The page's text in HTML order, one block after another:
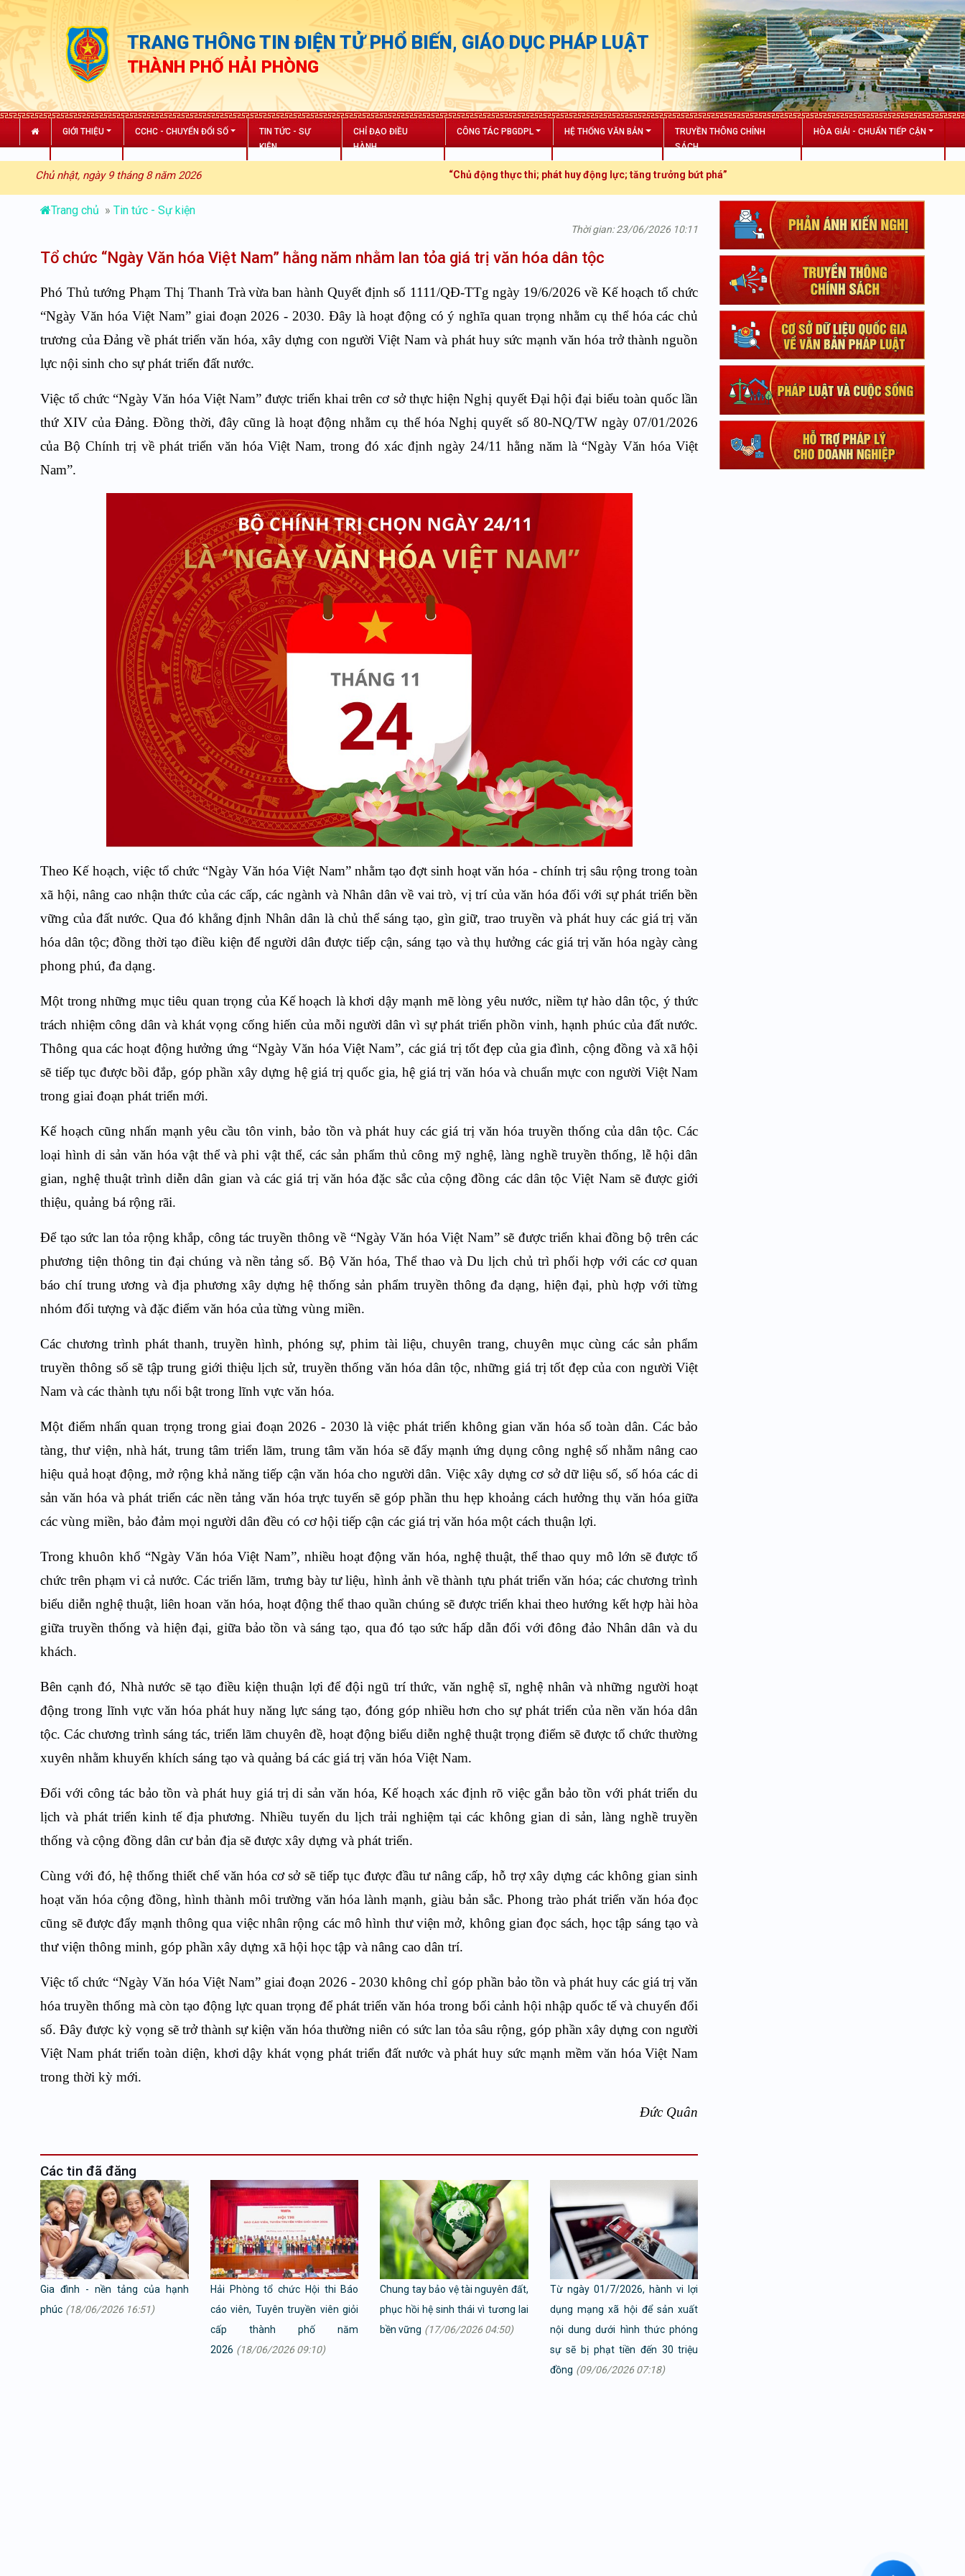
TRANG THÔNG TIN ĐIỆN TỬ PHỔ BIẾN, GIÁO DỤC PHÁP LUẬT
THÀNH PHỐ HẢI PHÒNG
GIỚI THIỆU CCHC - CHUYỂN ĐỔI SỐ
TIN TỨC - SỰ
KIỆN
CHỈ ĐẠO ĐIỀU
HÀNH
CÔNG TÁC PBGDPL HỆ THỐNG VĂN BẢN
TRUYỀN THÔNG CHÍNH
SÁCH
HÒA GIẢI - CHUẨN TIẾP CẬN
Chủ nhật, ngày 9 tháng 8 năm 2026 “Chủ động thực thi; phát huy động lực; tăng trưởng bứt phá”
Trang chủ »Tin tức - Sự kiện
Thời gian: 23/06/2026 10:11
Tổ chức “Ngày Văn hóa Việt Nam” hằng năm nhằm lan tỏa giá trị văn hóa dân tộc
Phó Thủ tướng Phạm Thị Thanh Trà vừa ban hành Quyết định số 1111/QĐ-TTg ngày 19/6/2026 về Kế hoạch tổ chức
“Ngày Văn hóa Việt Nam” giai đoạn 2026 - 2030. Đây là hoạt động có ý nghĩa quan trọng nhằm cụ thể hóa các chủ
trương của Đảng về phát triển văn hóa, xây dựng con người Việt Nam và phát huy sức mạnh văn hóa trở thành nguồn
lực nội sinh cho sự phát triển đất nước.
Việc tổ chức “Ngày Văn hóa Việt Nam” được triển khai trên cơ sở thực hiện Nghị quyết Đại hội đại biểu toàn quốc lần
thứ XIV của Đảng. Đồng thời, đây cũng là hoạt động nhằm cụ thể hóa Nghị quyết số 80-NQ/TW ngày 07/01/2026
của Bộ Chính trị về phát triển văn hóa Việt Nam, trong đó xác định ngày 24/11 hằng năm là “Ngày Văn hóa Việt
Nam”.
Theo Kế hoạch, việc tổ chức “Ngày Văn hóa Việt Nam” nhằm tạo đợt sinh hoạt văn hóa - chính trị sâu rộng trong toàn
xã hội, nâng cao nhận thức của các cấp, các ngành và Nhân dân về vai trò, vị trí của văn hóa đối với sự phát triển bền
vững của đất nước. Qua đó khẳng định Nhân dân là chủ thể sáng tạo, gìn giữ, trao truyền và phát huy các giá trị văn
hóa dân tộc; đồng thời tạo điều kiện để người dân được tiếp cận, sáng tạo và thụ hưởng các giá trị văn hóa ngày càng
phong phú, đa dạng.
Một trong những mục tiêu quan trọng của Kế hoạch là khơi dậy mạnh mẽ lòng yêu nước, niềm tự hào dân tộc, ý thức
trách nhiệm công dân và khát vọng cống hiến của mỗi người dân vì sự phát triển phồn vinh, hạnh phúc của đất nước.
Thông qua các hoạt động hưởng ứng “Ngày Văn hóa Việt Nam”, các giá trị tốt đẹp của gia đình, cộng đồng và xã hội
sẽ tiếp tục được bồi đắp, góp phần xây dựng hệ giá trị quốc gia, hệ giá trị văn hóa và chuẩn mực con người Việt Nam
trong giai đoạn phát triển mới.
Kế hoạch cũng nhấn mạnh yêu cầu tôn vinh, bảo tồn và phát huy các giá trị văn hóa truyền thống của dân tộc. Các
loại hình di sản văn hóa vật thể và phi vật thể, các sản phẩm thủ công mỹ nghệ, làng nghề truyền thống, lễ hội dân
gian, nghệ thuật trình diễn dân gian và các giá trị văn hóa đặc sắc của cộng đồng các dân tộc Việt Nam sẽ được giới
thiệu, quảng bá rộng rãi.
Để tạo sức lan tỏa rộng khắp, công tác truyền thông về “Ngày Văn hóa Việt Nam” sẽ được triển khai đồng bộ trên các
phương tiện thông tin đại chúng và nền tảng số. Bộ Văn hóa, Thể thao và Du lịch chủ trì phối hợp với các cơ quan
báo chí trung ương và địa phương xây dựng hệ thống sản phẩm truyền thông đa dạng, hiện đại, phù hợp với từng
nhóm đối tượng và đặc điểm văn hóa của từng vùng miền.
Các chương trình phát thanh, truyền hình, phóng sự, phim tài liệu, chuyên trang, chuyên mục cùng các sản phẩm
truyền thông số sẽ tập trung giới thiệu lịch sử, truyền thống văn hóa dân tộc, những giá trị tốt đẹp của con người Việt
Nam và các thành tựu nổi bật trong lĩnh vực văn hóa.
Một điểm nhấn quan trọng trong giai đoạn 2026 - 2030 là việc phát triển không gian văn hóa số toàn dân. Các bảo
tàng, thư viện, nhà hát, trung tâm triển lãm, trung tâm văn hóa sẽ đẩy mạnh ứng dụng công nghệ số nhằm nâng cao
hiệu quả hoạt động, mở rộng khả năng tiếp cận văn hóa cho người dân. Việc xây dựng cơ sở dữ liệu số, số hóa các di
sản văn hóa và phát triển các nền tảng văn hóa trực tuyến sẽ góp phần thu hẹp khoảng cách hưởng thụ văn hóa giữa
các vùng miền, bảo đảm mọi người dân đều có cơ hội tiếp cận các giá trị văn hóa một cách thuận lợi.
Trong khuôn khổ “Ngày Văn hóa Việt Nam”, nhiều hoạt động văn hóa, nghệ thuật, thể thao quy mô lớn sẽ được tổ
chức trên phạm vi cả nước. Các triển lãm, trưng bày tư liệu, hình ảnh về thành tựu phát triển văn hóa; các chương trình
biểu diễn nghệ thuật, liên hoan văn hóa, hoạt động thể thao quần chúng sẽ được triển khai theo hướng kết hợp hài hòa
giữa truyền thống và hiện đại, giữa bảo tồn và sáng tạo, qua đó tạo sức hấp dẫn đối với đông đảo Nhân dân và du
khách.
Bên cạnh đó, Nhà nước sẽ tạo điều kiện thuận lợi để đội ngũ trí thức, văn nghệ sĩ, nghệ nhân và những người hoạt
động trong lĩnh vực văn hóa phát huy năng lực sáng tạo, đóng góp nhiều hơn cho sự phát triển của nền văn hóa dân
tộc. Các chương trình sáng tác, triển lãm chuyên đề, hoạt động biểu diễn nghệ thuật trọng điểm sẽ được tổ chức thường
xuyên nhằm khuyến khích sáng tạo và quảng bá các giá trị văn hóa Việt Nam.
Đối với công tác bảo tồn và phát huy giá trị di sản văn hóa, Kế hoạch xác định rõ việc gắn bảo tồn với phát triển du
lịch và phát triển kinh tế địa phương. Nhiều tuyến du lịch trải nghiệm tại các không gian di sản, làng nghề truyền
thống và cộng đồng dân cư bản địa sẽ được xây dựng và phát triển.
Cùng với đó, hệ thống thiết chế văn hóa cơ sở sẽ tiếp tục được đầu tư nâng cấp, hỗ trợ xây dựng các không gian sinh
hoạt văn hóa cộng đồng, hình thành môi trường văn hóa lành mạnh, giàu bản sắc. Phong trào phát triển văn hóa đọc
cũng sẽ được đẩy mạnh thông qua việc nhân rộng các mô hình thư viện mở, không gian đọc sách, học tập sáng tạo và
thư viện thông minh, góp phần xây dựng xã hội học tập và nâng cao dân trí.
Việc tổ chức “Ngày Văn hóa Việt Nam” giai đoạn 2026 - 2030 không chỉ góp phần bảo tồn và phát huy các giá trị văn
hóa truyền thống mà còn tạo động lực quan trọng để phát triển văn hóa trong bối cảnh hội nhập quốc tế và chuyển đổi
số. Đây được kỳ vọng sẽ trở thành sự kiện văn hóa thường niên có sức lan tỏa sâu rộng, góp phần xây dựng con người
Việt Nam phát triển toàn diện, khơi dậy khát vọng phát triển đất nước và phát huy sức mạnh mềm văn hóa Việt Nam
trong thời kỳ mới.
ĐứcQuân
Các tin đã đăng
Gia đình - nền tảng của hạnh
phúc (18/06/2026 16:51)
Hải Phòng tổ chức Hội thi Báo
cáo viên, Tuyên truyền viên giỏi
cấp thành phố năm
2026 (18/06/2026 09:10)
Chung tay bảo vệ tài nguyên đất,
phục hồi hệ sinh thái vì tương lai
bền vững (17/06/2026 04:50)
Từ ngày 01/7/2026, hành vi lợi
dụng mạng xã hội để sản xuất
nội dung dưới hình thức phóng
sự sẽ bị phạt tiền đến 30 triệu
đồng (09/06/2026 07:18)